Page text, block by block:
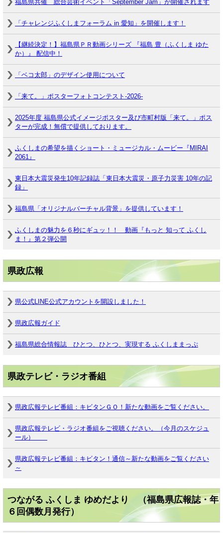
福島県共催 総合芸術イベント「September Jam」が開催されます
「チャレンジふくしまフォーラム in 愛知」を開催します！
【継続決定！】福島県ＰＲ動画シリーズ 『福島 豊（ふくしま ゆた
か）』 配信中！
「ベコ太郎」のデザイン使用について
「来て。」ポスターフォトコンテスト-2026-
2025年度 福島県公式イメージポスター及び市町村版「来て。」ポス
ターが完成！無償で提供しております。
ふくしまの希望を描くショート・ミュージカル・ムービー『MIRAI
2061』
東日本大震災発生10年記録誌「東日本大震災・原子力災害 10年の記
録」
福島県「オリジナルバーチャル背景」を提供しています！
ふくしまの魅力を６秒にギュッ！！ 動画『もっと 知って ふくし
ま！』第２弾公開
県政広報
県公式LINE公式アカウントを開設しました！
県政広報ガイド
福島県総合情報誌 ひとつ、ひとつ、実現する ふくしままっぷ
県政テレビ・ラジオ番組
県政広報テレビ番組：キビタンＧＯ！新たな動画をご覧ください。
県政広報テレビ・ラジオ番組をご視聴ください。（今月のスケジュ
ール）
県政広報テレビ番組：キビタン！通信～新たな動画をご覧ください
～
つながる ふくしま ゆめだより （福島県広報誌・年
６回偶数月発行）